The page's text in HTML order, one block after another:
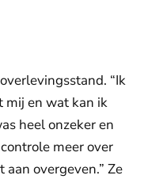
“Ik
mij en wat kan ik
heel onzeker en
meer over
overgeven.” Ze